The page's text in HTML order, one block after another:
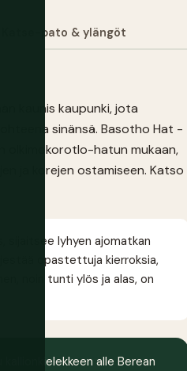
Katse-pato & ylängöt
kaunis kaupunki, jota
sinänsä. Basotho Hat -
olkimokorotlo-hatun mukaan,
ja korejen ostamiseen. Katso
sijaitsee lyhyen ajomatkan
opastettuja kierroksia,
noin tunti ylös ja alas, on
alle Berean